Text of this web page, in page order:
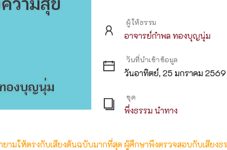
ผู้ให้ธรรม
อาจารย์กำพล ทองบุญนุ่ม
วันที่นำเข้าข้อมูล
วันอาทิตย์, 25 มกราคม 2569
ชุด
พึ่งธรรม นำทาง
ยามให้ตรงกับเสียงต้นฉบับมากที่สุด ผู้ศึกษาพึงตรวจสอบกับเสียง